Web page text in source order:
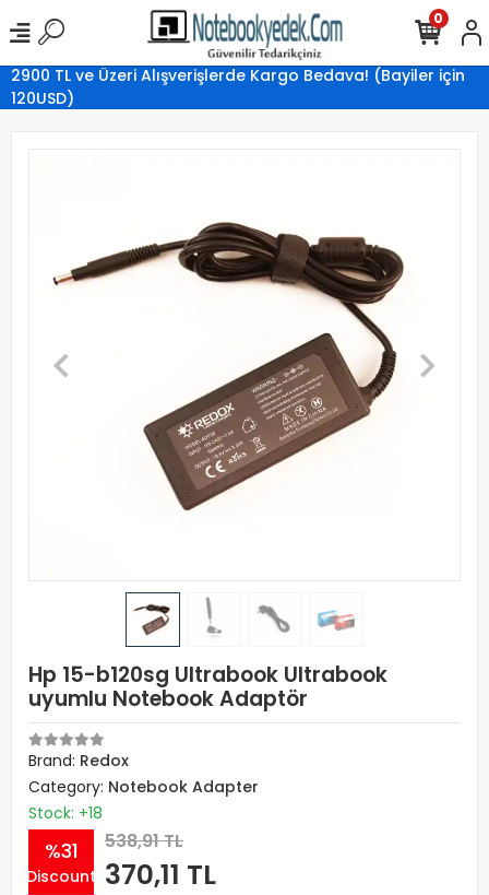
2900 TL ve Üzeri Alışverişlerde Kargo Bedava! (Bayiler için
120USD)
0
Hp 15-b120sg Ultrabook Ultrabook
uyumlu Notebook Adaptör
Brand: Redox
Category: Notebook Adapter
Stock: +18
%31
Discount
538,91 TL
370,11 TL